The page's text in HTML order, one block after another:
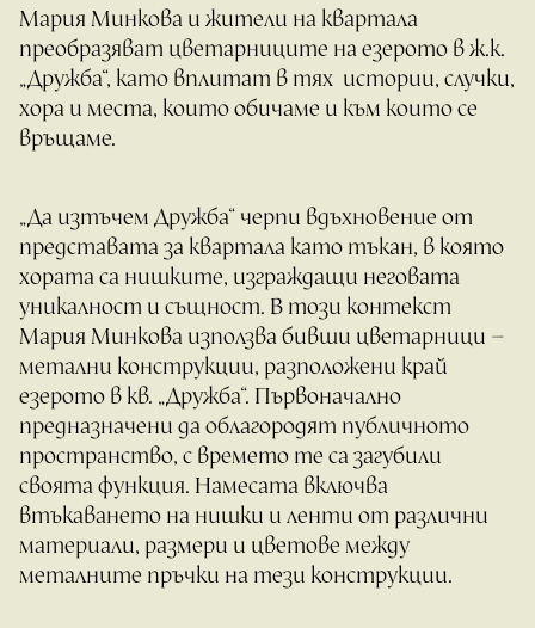
Мария Минкова и жители на квартала
преобразяват цветарниците на езерото в ж.к.
„Дружба“, като вплитат в тях истории, случки,
хора и места, които обичаме и към които се
връщаме.
„Да изтъчем Дружба“ черпи вдъхновение от
представата за квартала като тъкан, в която
хората са нишките, изграждащи неговата
уникалност и същност. В този контекст
Мария Минкова използва бивши цветарници –
метални конструкции, разположени край
езерото в кв. „Дружба“. Първоначално
предназначени да облагородят публичното
пространство, с времето те са загубили
своята функция. Намесата включва
втъкаването на нишки и ленти от различни
материали, размери и цветове между
металните пръчки на тези конструкции.